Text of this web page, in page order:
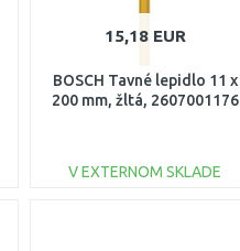
15,18 EUR
BOSCH Tavné lepidlo 11 x
200 mm, žltá, 2607001176
V EXTERNOM SKLADE